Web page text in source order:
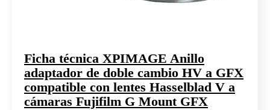
Ficha técnica XPIMAGE Anillo
adaptador de doble cambio HV a GFX
compatible con lentes Hasselblad V a
cámaras Fujifilm G Mount GFX